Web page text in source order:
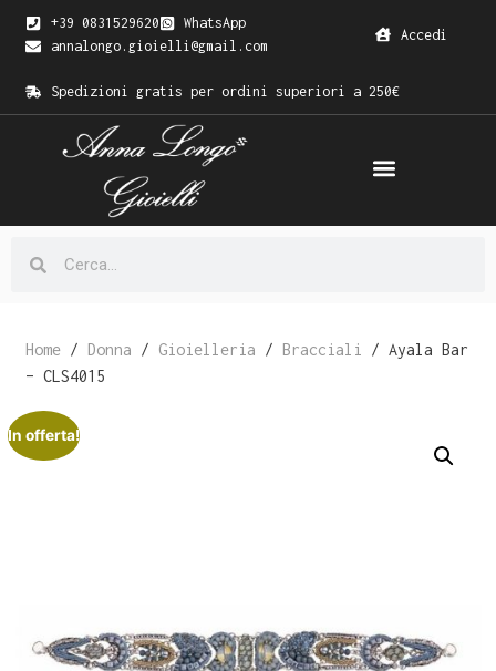
+39 0831529620
WhatsApp
annalongo.gioielli@gmail.com
Accedi
Spedizioni gratis per ordini superiori a 250€
Home / Donna / Gioielleria / Bracciali
/ Ayala Bar
– CLS4015
In offerta!